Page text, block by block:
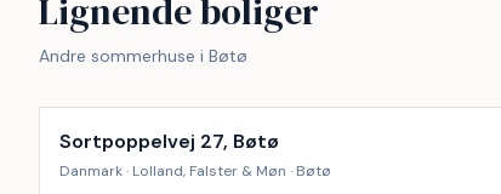
Lignende boliger
Andre sommerhuse i Bøtø
Sortpoppelvej 27, Bøtø
Danmark · Lolland, Falster & Møn · Bøtø